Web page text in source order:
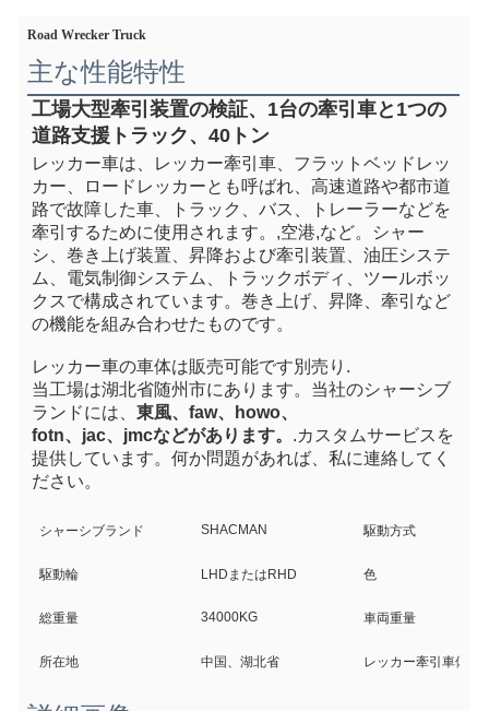
Road Wrecker Truck
主な性能特性
工場大型牽引装置の検証、1台の牽引車と1つの
道路支援トラック、40トン
レッカー車は、レッカー牽引車、フラットベッドレッ
カー、ロードレッカーとも呼ばれ、高速道路や都市道
路で故障した車、トラック、バス、トレーラーなどを
牽引するために使用されます。 ,空港,など。シャー
シ、巻き上げ装置、昇降および牽引装置、油圧システ
ム、電気制御システム、トラックボディ、ツールボッ
クスで構成されています。巻き上げ、昇降、牽引など
の機能を組み合わせたものです。
レッカー車の車体は販売可能です別売り .
当工場は湖北省随州市にあります。当社のシャーシブ
ランドには、 東風、faw、howo、
fotn、 jac、jmcなどがあります。 .カスタムサービスを
提供しています。何か問題があれば、私に連絡してく
ださい。
シャーシブランド SHACMAN 駆動方式
駆動輪 LHDまたはRHD 色
総重量 34000KG 車両重量
所在地 中国、湖北省 レッカー牽引車体